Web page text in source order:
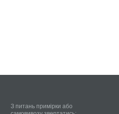
З питань примірки або